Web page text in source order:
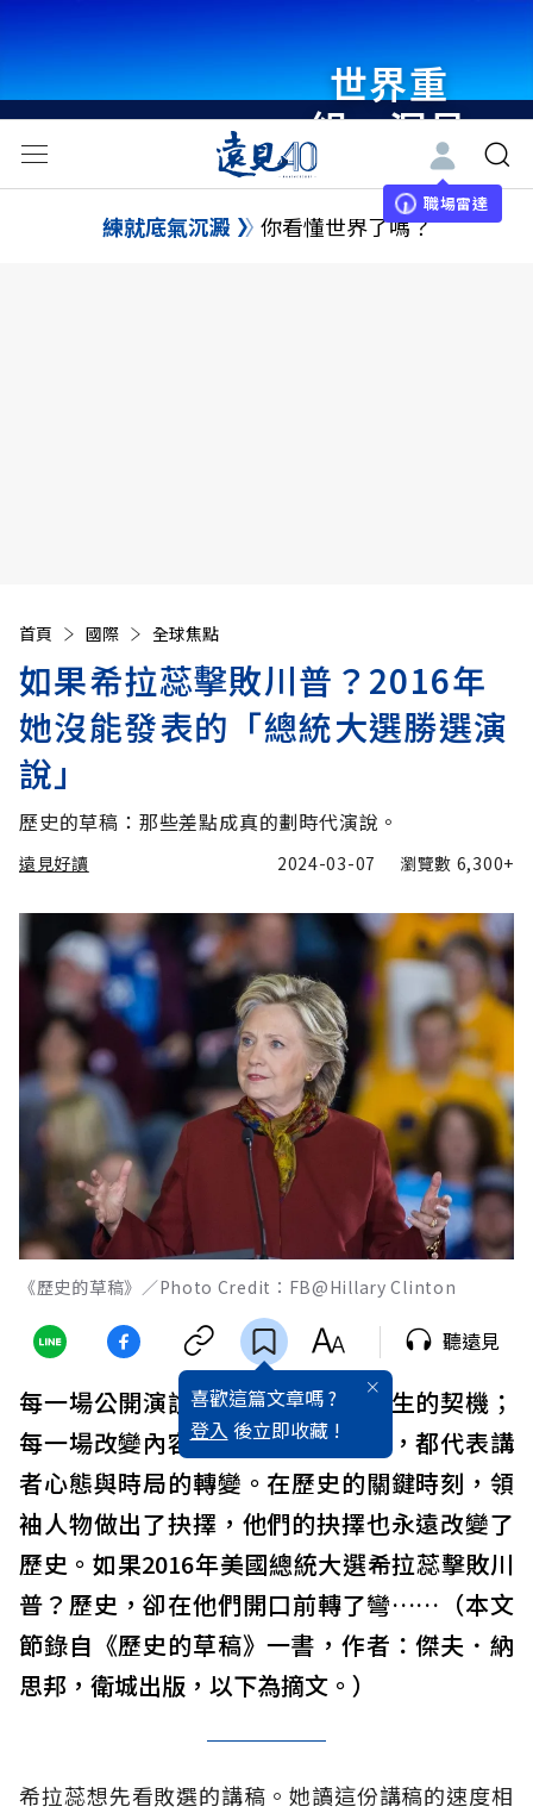
世界重
組・洞見
未來 與
世界領袖
職場雷達
練就底氣沉澱 你看懂世界了嗎？
首頁 國際 全球焦點
如果希拉蕊擊敗川普？2016年
她沒能發表的「總統大選勝選演
說」
歷史的草稿：那些差點成真的劃時代演說。
遠見好讀 2024-03-07 瀏覽數 6,300+
《歷史的草稿》／Photo Credit：FB@Hillary Clinton
喜歡這篇文章嗎 ?
登入 後立即收藏 !
聽遠見
每一場公開演說，都是一次改變發生的契機；
每一場改變內容或從未發生的演講，都代表講
者心態與時局的轉變。在歷史的關鍵時刻，領
袖人物做出了抉擇，他們的抉擇也永遠改變了
歷史。如果2016年美國總統大選希拉蕊擊敗川
普？歷史，卻在他們開口前轉了彎……（本文
節錄自《歷史的草稿》一書，作者：傑夫．納
思邦，衛城出版，以下為摘文。）
希拉蕊想先看敗選的講稿。她讀這份講稿的速度相